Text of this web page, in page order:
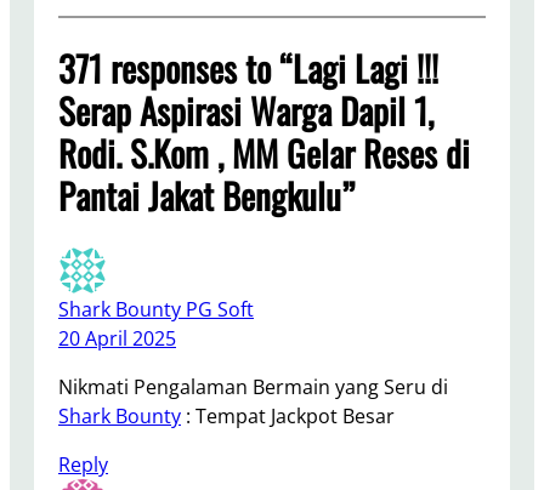
371 responses to “Lagi Lagi !!!
Serap Aspirasi Warga Dapil 1,
Rodi. S.Kom , MM Gelar Reses di
Pantai Jakat Bengkulu”
Shark Bounty PG Soft
20 April 2025
Nikmati Pengalaman Bermain yang Seru di
Shark Bounty : Tempat Jackpot Besar
Reply